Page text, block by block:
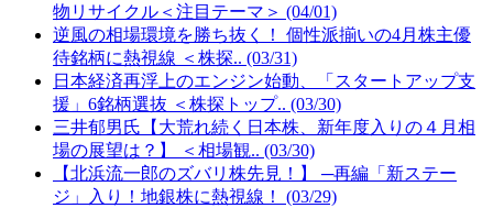
物リサイクル＜注目テーマ＞ (04/01)
逆風の相場環境を勝ち抜く！ 個性派揃いの4月株主優
待銘柄に熱視線 ＜株探.. (03/31)
日本経済再浮上のエンジン始動、「スタートアップ支
援」6銘柄選抜 ＜株探トップ.. (03/30)
三井郁男氏【大荒れ続く日本株、新年度入りの４月相
場の展望は？】 ＜相場観.. (03/30)
【北浜流一郎のズバリ株先見！】 ─再編「新ステー
ジ」入り！地銀株に熱視線！ (03/29)